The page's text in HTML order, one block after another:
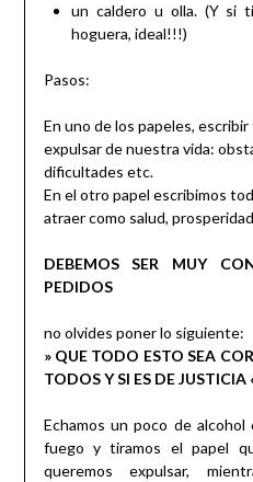
un caldero u olla. (Y si
hoguera, ideal!!!)
Pasos:
En uno de los papeles,
expulsar de nuestra vida:
dificultades etc.
En el otro papel escribimos
atraer como salud,
DEBEMOS SER MUY
PEDIDOS
no olvides poner lo siguiente:
» QUE TODO ESTO SEA
TODOS Y SI ES DE JUSTICIA
Echamos un poco de
fuego y tiramos el papel
queremos expulsar,